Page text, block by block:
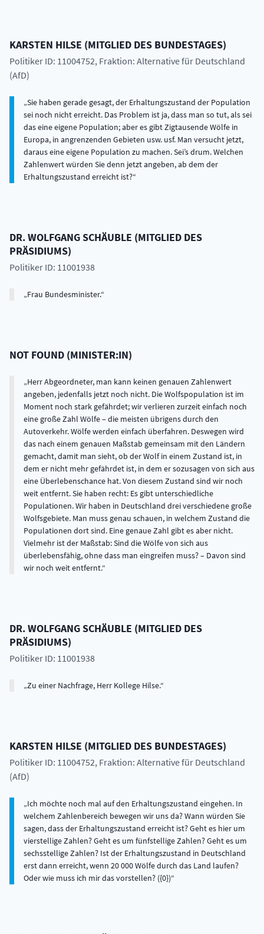
KARSTEN HILSE (MITGLIED DES BUNDESTAGES)
Politiker ID: 11004752, Fraktion: Alternative für Deutschland
(AfD)
Sie haben gerade gesagt, der Erhaltungszustand der Population
sei noch nicht erreicht. Das Problem ist ja, dass man so tut, als sei
das eine eigene Population; aber es gibt Zigtausende Wölfe in
Europa, in angrenzenden Gebieten usw. usf. Man versucht jetzt,
daraus eine eigene Population zu machen. Sei’s drum. Welchen
Zahlenwert würden Sie denn jetzt angeben, ab dem der
Erhaltungszustand erreicht ist?
DR.WOLFGANGSCHÄUBLE (MITGLIED DES
PRÄSIDIUMS)
Politiker ID: 11001938
Frau Bundesminister.
NOT FOUND (MINISTER:IN)
Herr Abgeordneter, man kann keinen genauen Zahlenwert
angeben, jedenfalls jetzt noch nicht. Die Wolfspopulation ist im
Moment noch stark gefährdet; wir verlieren zurzeit einfach noch
eine große Zahl Wölfe – die meisten übrigens durch den
Autoverkehr. Wölfe werden einfach überfahren. Deswegen wird
das nach einem genauen Maßstab gemeinsam mit den Ländern
gemacht, damit man sieht, ob der Wolf in einem Zustand ist, in
dem er nicht mehr gefährdet ist, in dem er sozusagen von sich aus
eine Überlebenschance hat. Von diesem Zustand sind wir noch
weit entfernt. Sie haben recht: Es gibt unterschiedliche
Populationen. Wir haben in Deutschland drei verschiedene große
Wolfsgebiete. Man muss genau schauen, in welchem Zustand die
Populationen dort sind. Eine genaue Zahl gibt es aber nicht.
Vielmehr ist der Maßstab: Sind die Wölfe von sich aus
überlebensfähig, ohne dass man eingreifen muss? – Davon sind
wir noch weit entfernt.
DR.WOLFGANGSCHÄUBLE (MITGLIED DES
PRÄSIDIUMS)
Politiker ID: 11001938
Zu einer Nachfrage, Herr Kollege Hilse.
KARSTEN HILSE (MITGLIED DES BUNDESTAGES)
Politiker ID: 11004752, Fraktion: Alternative für Deutschland
(AfD)
Ich möchte noch mal auf den Erhaltungszustand eingehen. In
welchem Zahlenbereich bewegen wir uns da? Wann würden Sie
sagen, dass der Erhaltungszustand erreicht ist? Geht es hier um
vierstellige Zahlen? Geht es um fünfstellige Zahlen? Geht es um
sechsstellige Zahlen? Ist der Erhaltungszustand in Deutschland
erst dann erreicht, wenn 20 000 Wölfe durch das Land laufen?
Oder wie muss ich mir das vorstellen? ({0})